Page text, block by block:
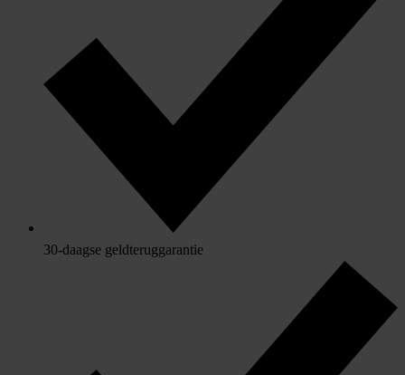
30-daagse geldteruggarantie